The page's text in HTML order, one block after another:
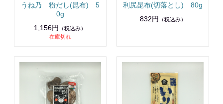
うね乃 粉だし(昆布) 5
0g
1,156円
（税込み）
在庫切れ
利尻昆布(切落とし) 80g
832円
（税込み）